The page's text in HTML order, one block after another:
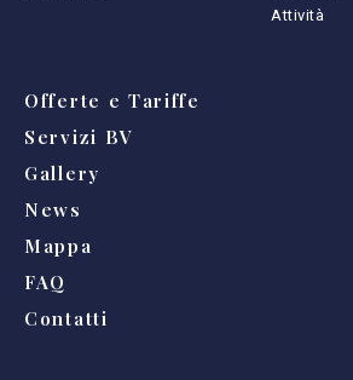
Attività
Offerte e Tariffe
Servizi BV
Gallery
News
Mappa
FAQ
Contatti